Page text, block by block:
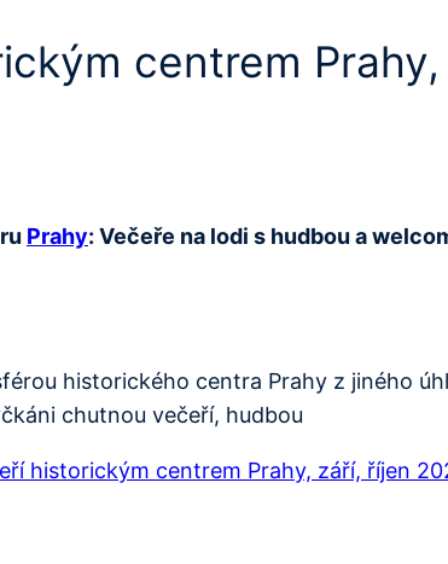
centrem
Prahy: Večeře na lodi s hudbou a
historického centra Prahy z jiného
chutnou večeří, hudbou
historickým centrem Prahy, září, říjen